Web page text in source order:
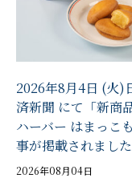
2026年8月4日 (火)
済新聞 にて「新商
ハーバー はまっこ
事が掲載されました
2026年08月04日